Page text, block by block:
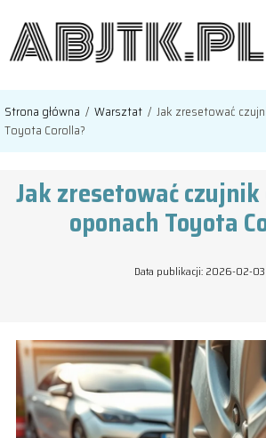
Strona główna / Warsztat / Jak zresetować
Toyota Corolla?
Jak zresetować
oponach Toyota
Data publikacji: 2026-02-03